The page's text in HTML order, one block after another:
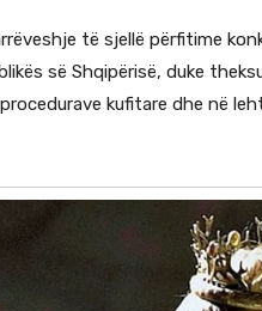
të sjellë përfitime
së Shqipërisë, duke
kufitare dhe në